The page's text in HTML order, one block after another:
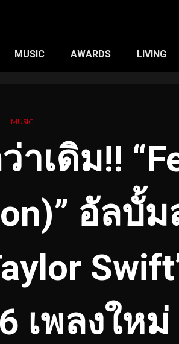
MUSIC AWARDS LIVING
MUSIC
เดิม!!
อัลบั้
เพลงให